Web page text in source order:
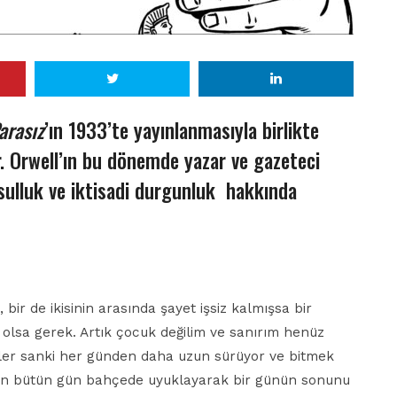
’ın 1933’te yayınlanmasıyla birlikte
bu dönemde yazar ve gazeteci
ve iktisadi durgunluk hakkında
de ikisinin arasında şayet işsiz kalmışsa bir
gerek. Artık çocuk değilim ve sanırım henüz
sanki her günden daha uzun sürüyor ve bitmek
bütün gün bahçede uyuklayarak bir günün sonunu